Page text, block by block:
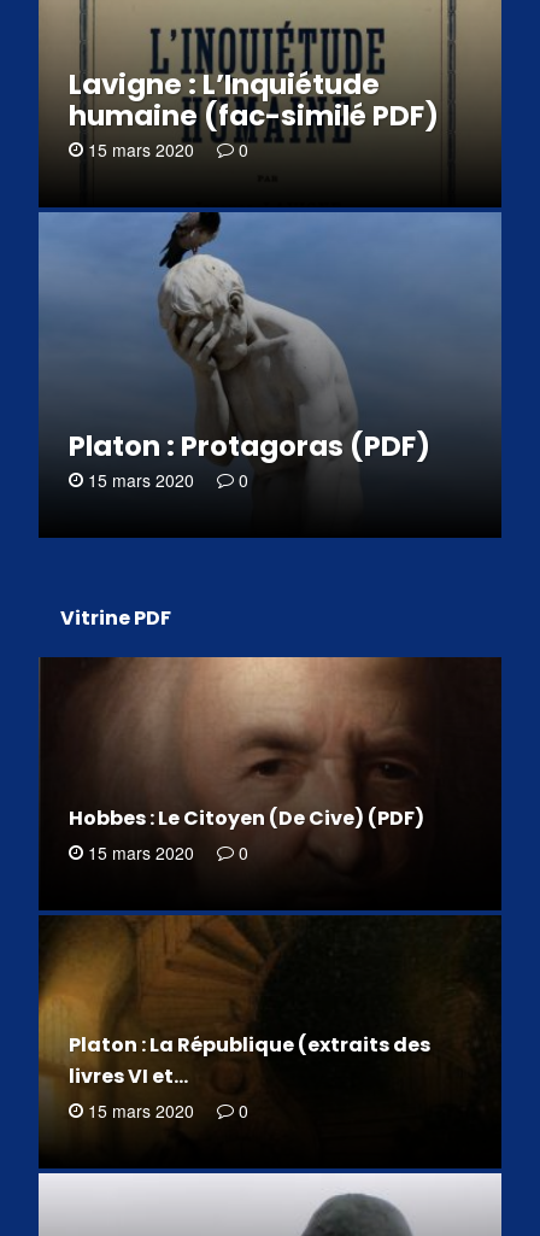
Lavigne : L’Inquiétude
humaine (fac-similé PDF)
15 mars 2020 0
Platon : Protagoras (PDF)
15 mars 2020 0
Vitrine PDF
Hobbes : Le Citoyen (De Cive) (PDF)
15 mars 2020 0
Platon : La République (extraits des
livres VI et…
15 mars 2020 0